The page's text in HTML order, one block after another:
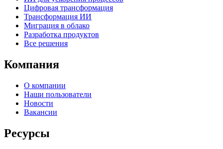
Цифровая трансформация
Трансформация ИИ
Миграция в облако
Разработка продуктов
Все решения
Компания
О компании
Наши пользователи
Новости
Вакансии
Ресурсы